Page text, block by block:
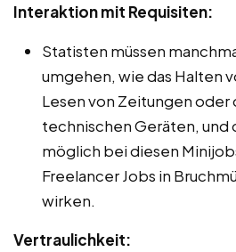
Interaktion mit Requisiten:
Statisten müssen
umgehen, wie das Halten
Lesen von Zeitungen oder
technischen Geräten, und
möglich bei diesen
Freelancer Jobs in
wirken.
Vertraulichkeit: